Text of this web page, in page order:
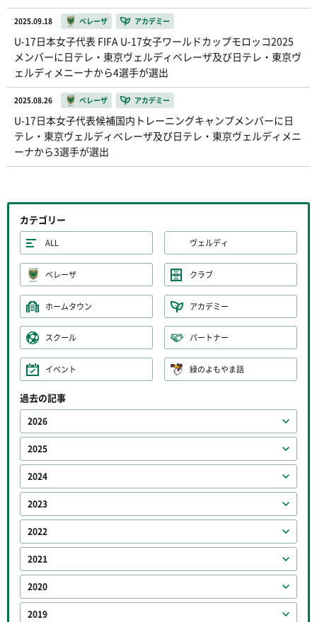
2025.09.18 ベレーザ アカデミー
U-17日本女子代表 FIFA U-17女子ワールドカップモロッコ2025
メンバーに日テレ・東京ヴェルディベレーザ及び日テレ・東京ヴ
ェルディメニーナから4選手が選出
2025.08.26 ベレーザ アカデミー
U-17日本女子代表候補国内トレーニングキャンプメンバーに日
テレ・東京ヴェルディベレーザ及び日テレ・東京ヴェルディメニ
ーナから3選手が選出
カテゴリー
ALL ヴェルディ
ベレーザ クラブ
ホームタウン アカデミー
スクール パートナー
イベント 緑のよもやま話
過去の記事
2026
2025
2024
2023
2022
2021
2020
2019